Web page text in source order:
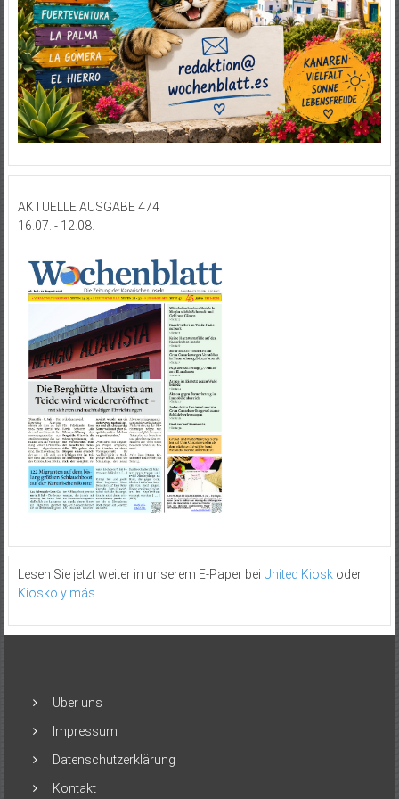
AKTUELLE AUSGABE 474
16.07. - 12.08.
Lesen Sie jetzt weiter in unserem E-Paper bei United Kioskoder
Kiosko y más
Über uns
Impressum
Datenschutzerklärung
Kontakt